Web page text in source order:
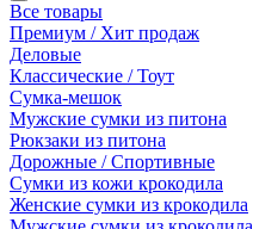
Все товары
Премиум / Хит продаж
Деловые
Классические / Тоут
Сумка-мешок
Мужские сумки из питона
Рюкзаки из питона
Дорожные / Спортивные
Сумки из кожи крокодила
Женские сумки из крокодила